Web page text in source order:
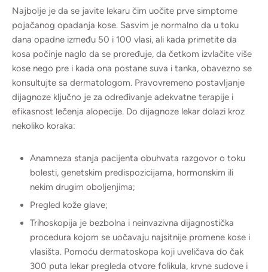
Najbolje je da se javite lekaru čim uočite prve simptome
pojačanog opadanja kose. Sasvim je normalno da u toku
dana opadne između 50 i 100 vlasi, ali kada primetite da
kosa počinje naglo da se proređuje, da četkom izvlačite više
kose nego pre i kada ona postane suva i tanka, obavezno se
konsultujte sa dermatologom. Pravovremeno postavljanje
dijagnoze ključno je za određivanje adekvatne terapije i
efikasnost lečenja alopecije. Do dijagnoze lekar dolazi kroz
nekoliko koraka:
Anamneza stanja pacijenta obuhvata razgovor o toku
bolesti, genetskim predispozicijama, hormonskim ili
nekim drugim oboljenjima;
Pregled kože glave;
Trihoskopija je bezbolna i neinvazivna dijagnostička
procedura kojom se uočavaju najsitnije promene kose i
vlasišta. Pomoću dermatoskopa koji uveličava do čak
300 puta lekar pregleda otvore folikula, krvne sudove i